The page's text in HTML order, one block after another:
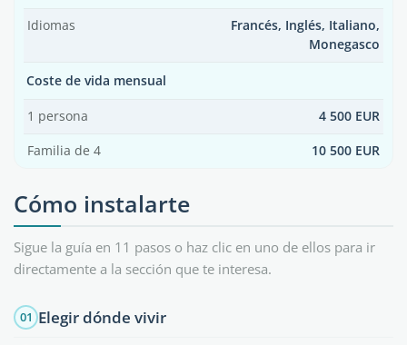
Idiomas
Francés, Inglés, Italiano,
Monegasco
Coste de vida mensual
1 persona 4 500 EUR
Familia de 4 10 500 EUR
Cómo instalarte
Sigue la guía en 11 pasos o haz clic en uno de ellos para ir
directamente a la sección que te interesa.
01 Elegir dónde vivir